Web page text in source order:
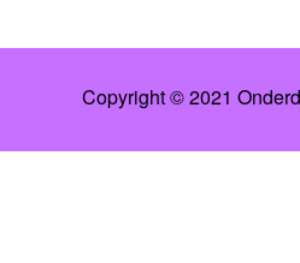
Copyright © 2021